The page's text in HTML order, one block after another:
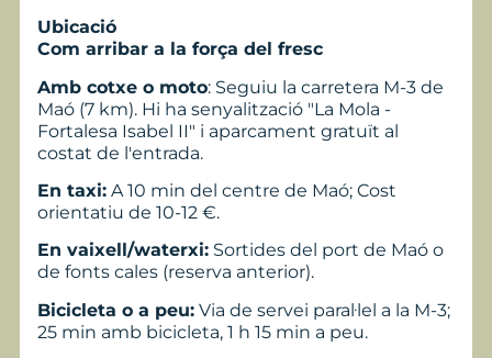
Ubicació
Com arribar a la força del fresc
Amb cotxe o moto: Seguiu la carretera M-3 de
Maó (7 km). Hi ha senyalització "La Mola -
Fortalesa Isabel II" i aparcament gratuït al
costat de l'entrada.
En taxi: A 10 min del centre de Maó; Cost
orientatiu de 10-12 €.
En vaixell/waterxi: Sortides del port de Maó o
de fonts cales (reserva anterior).
Bicicleta o a peu: Via de servei paral·lel a la M-3;
25 min amb bicicleta, 1 h 15 min a peu.